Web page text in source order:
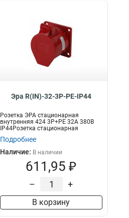
Эра R(IN)-32-3P-PE-IP44
Розетка ЭРА стационарная
внутренняя 424 3Р+РЕ 32А 380В
IP44Розетка стационарная
внутренняя 3Р+Р...
Подробнее
Наличие: В наличии
611,95 ₽
– +
В корзину